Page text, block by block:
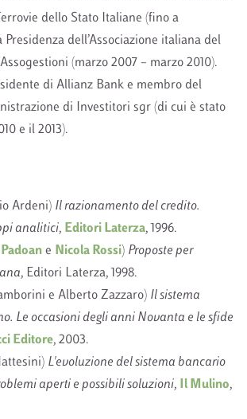
dello Stato Italiane (fino a
Presidenza dell’Associazione italiana del
(marzo 2007 – marzo 2010).
di Allianz Bank e membro del
di Investitori sgr (di cui è stato
e il 2013).
Ardeni) Il razionamento del credito.
analitici, Editori Laterza, 1996.
e Nicola Rossi) Proposte per
, Editori Laterza, 1998.
e Alberto Zazzaro) Il sistema
Le occasioni degli anni Novanta e le sfide
Editore, 2003.
L'evoluzione del sistema bancario
aperti e possibili soluzioni, Il Mulino,